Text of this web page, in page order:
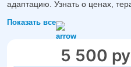
адаптацию. Узнать о ценах,
на сайте. Дежурный врач
Показать все
5 500